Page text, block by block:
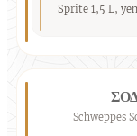
Sprite 1,5 L,
Schweppes